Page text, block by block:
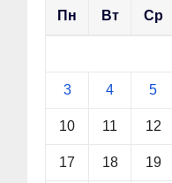
Пн Вт Ср
3 4 5
10 11 12
17 18 19